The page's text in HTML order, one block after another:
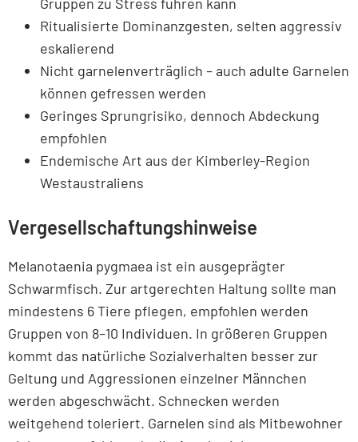
Ritualisierte Dominanzgesten, selten aggressiv
eskalierend
Nicht garnelenverträglich – auch adulte Garnelen
können gefressen werden
Geringes Sprungrisiko, dennoch Abdeckung
empfohlen
Endemische Art aus der Kimberley-Region
Westaustraliens
Vergesellschaftungshinweise
Melanotaenia pygmaea ist ein ausgeprägter
Schwarmfisch. Zur artgerechten Haltung sollte man
mindestens 6 Tiere pflegen, empfohlen werden
Gruppen von 8–10 Individuen. In größeren Gruppen
kommt das natürliche Sozialverhalten besser zur
Geltung und Aggressionen einzelner Männchen
werden abgeschwächt. Schnecken werden
weitgehend toleriert. Garnelen sind als Mitbewohner